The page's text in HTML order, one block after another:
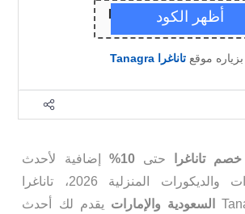
موقعتاناغرا Tanagra
تاناغرا حتى 10%
إضافية لأحدث
الأدوات والديكورات المنزلية 2026، تاناغرا
السعودية والإمارات يقدم لك أحدث